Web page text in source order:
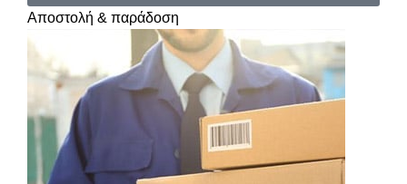
Αποστολή & παράδοση